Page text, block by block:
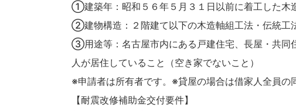
①建築年：昭和５６年５月３１日以前に着工した木
②建物構造：２階建て以下の木造軸組工法・伝統工
③用途等：名古屋市内にある戸建住宅、長屋・共同
人が居住していること（空き家でないこと）
※申請者は所有者です。※貸屋の場合は借家人全員の
【耐震改修補助金交付要件】